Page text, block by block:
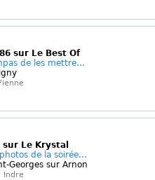
sur Le Best Of
de les mettre...
Le Krystal
de la soirée...
Georges sur Arnon
Indre